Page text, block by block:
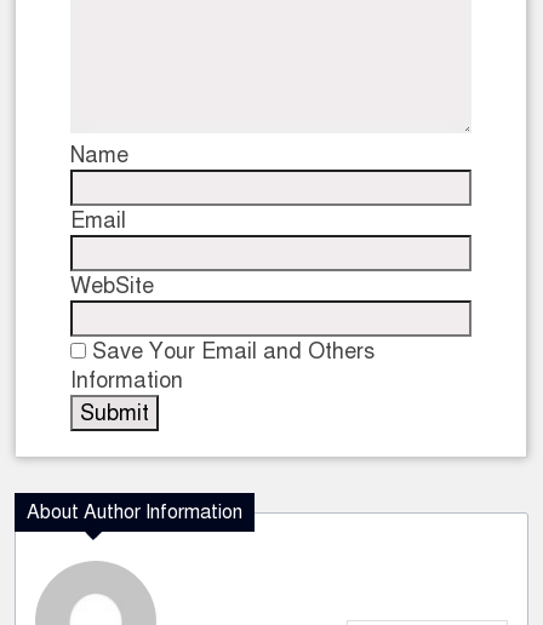
Name
Email
WebSite
Save Your Email and Others
Information
About Author Information